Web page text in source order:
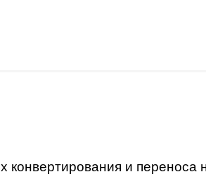
конвертирования и переноса